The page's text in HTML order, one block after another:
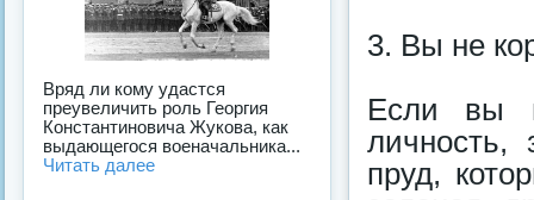
3. Вы не
Если вы
пруд,
Вряд ли кому удастся
преувеличить роль Георгия
Константиновича Жукова, как
выдающегося военачальника...
Читать далее